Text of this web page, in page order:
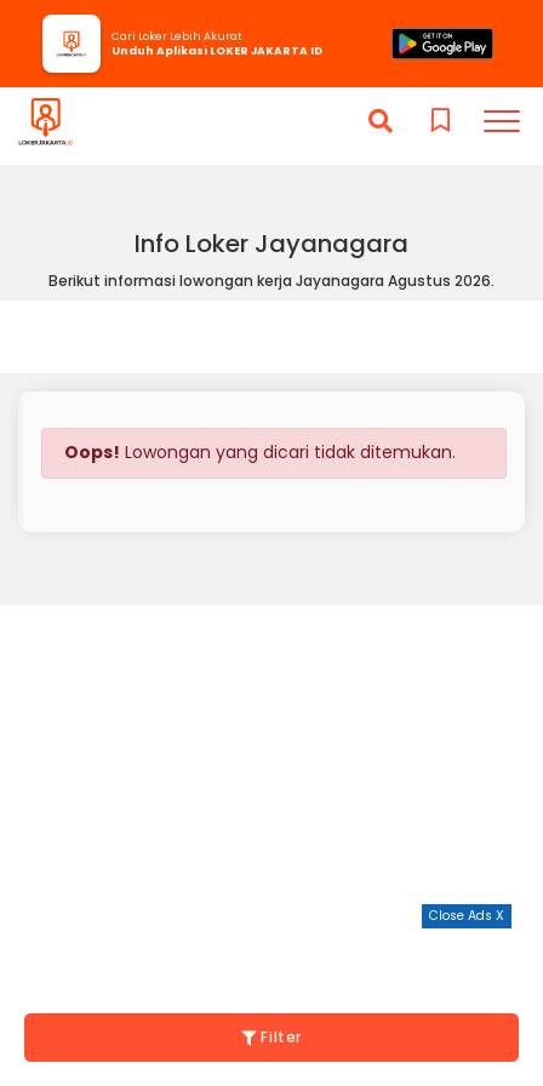
Info Loker Jayanagara
Berikut informasi lowongan kerja Jayanagara Agustus 2026.
Cari Loker Lebih Akurat
Unduh Aplikasi LOKER JAKARTA ID
Oops! Lowongan yang dicari tidak ditemukan.
Close Ads X
Filter